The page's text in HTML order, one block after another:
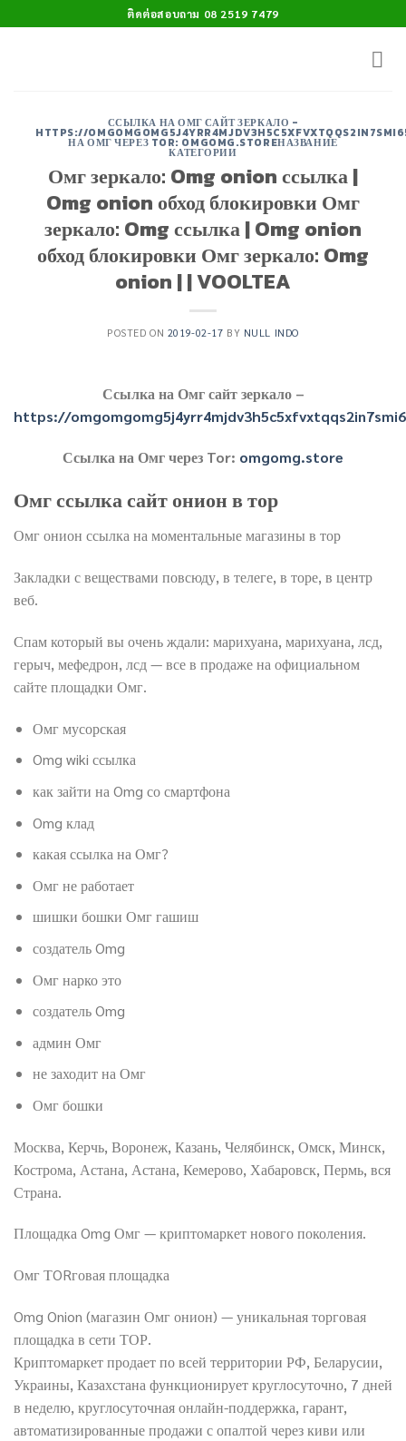
to
ติดต่อสอบถาม 08 2519 7479
ССЫЛКА НА ОМГ САЙТ ЗЕРКАЛО -
HTTPS://
НА ОМГ ЧЕРЕЗ TOR: OMGOMG.STOREНАЗВАНИЕ
КАТЕГОРИИ
Омг зеркало: Omg onion ссылка |
Omg onion обход блокировки Омг
зеркало: Omg ссылка | Omg onion
обход блокировки Омг зеркало: Omg
onion | | VOOLTEA
POSTED ON 2019-02-17 BY NULL INDO
Ссылка на Омг сайт зеркало –
https://
Ссылка на Омг через Tor: omgomg.store
Омг ссылка сайт онион в тор
Омг онион ссылка на моментальные магазины в тор
Закладки с веществами повсюду, в телеге, в торе, в центр
веб.
Спам который вы очень ждали: марихуана, марихуана, лсд,
герыч, мефедрон, лсд — все в продаже на официальном
сайте площадки Омг.
Омг мусорская
Omg wiki ссылка
как зайти на Omg со смартфона
Omg клад
какая ссылка на Омг?
Омг не работает
шишки бошки Омг гашиш
создатель Omg
Омг нарко это
создатель Omg
админ Омг
не заходит на Омг
Омг бошки
Москва, Керчь, Воронеж, Казань, Челябинск, Омск, Минск,
Кострома, Астана, Астана, Кемерово, Хабаровск, Пермь, вся
Страна.
Площадка Omg Омг — криптомаркет нового поколения.
Омг ТORговая площадка
Omg Onion (магазин Омг онион) — уникальная торговая
площадка в сети ТОР.
Криптомаркет продает по всей территории РФ, Беларусии,
Украины, Казахстана функционирует круглосуточно, 7 дней
в неделю, круглосуточная онлайн-поддержка, гарант,
автоматизированные продажи с опалтой через киви или